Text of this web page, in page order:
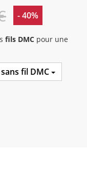
- 40%
fils DMC pour une
fil DMC